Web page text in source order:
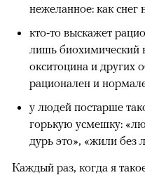
нежеланное: как снег
кто-то выскажет
лишь биохимический
окситоцина и других
рационален и
у людей постарше
горькую усмешку:
дурь это», «жили без
Каждый раз, когда я